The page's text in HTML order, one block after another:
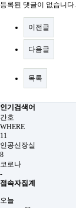
등록된 댓글이 없습니다.
이전글
다음글
목록
인기검색어
간호
WHERE
11
인공신장실
8
코로나
-
접속자집계
오늘